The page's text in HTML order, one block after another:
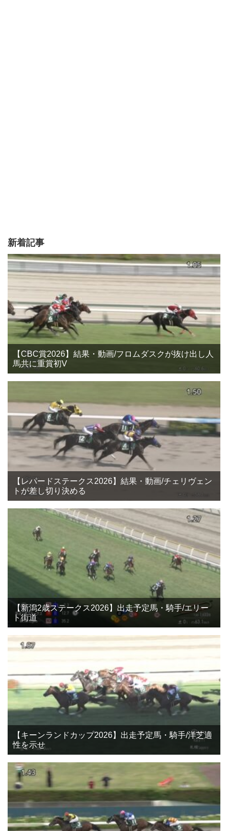
新着記事
【CBC賞2026】結果・動画/フロムダスクが抜け出し人
馬共に重賞初V
【レパードステークス2026】結果・動画/チェリヴェン
トが差し切り決める
【新潟2歳ステークス2026】出走予定馬・騎手/エリー
ト街道
【キーンランドカップ2026】出走予定馬・騎手/洋芝適
性を示せ